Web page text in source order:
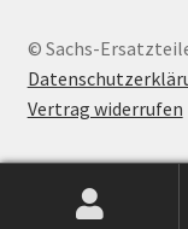
© Sachs-
Vertrag widerrufen